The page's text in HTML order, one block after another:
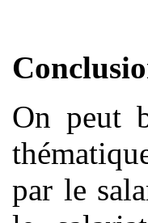
On peut
par le